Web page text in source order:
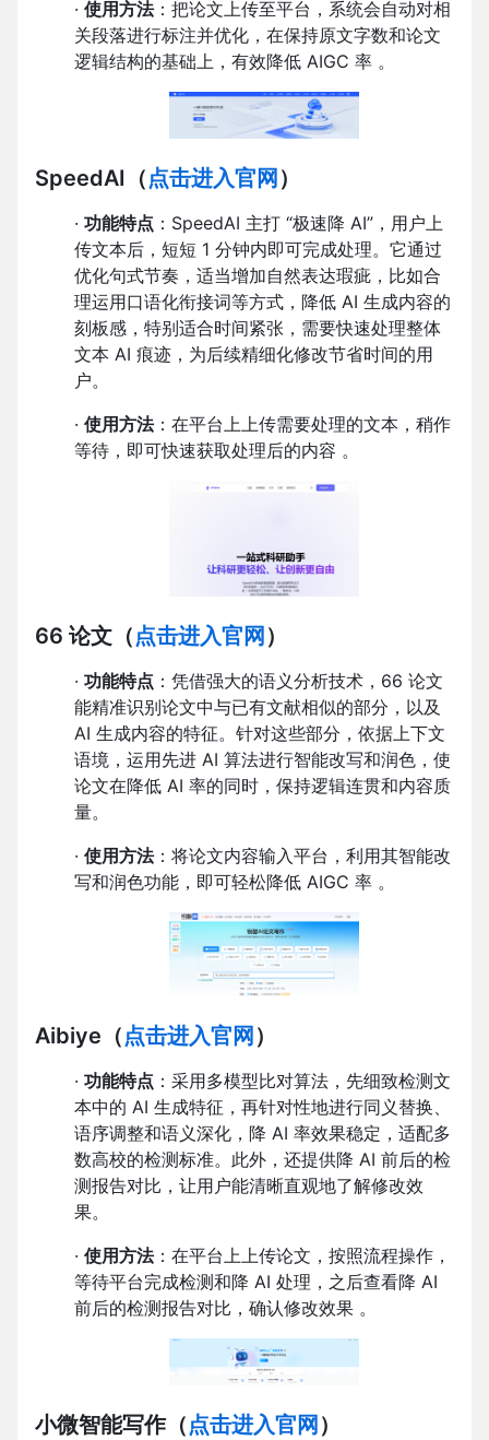
· 使用方法：把论文上传至平台，系统会自动对相
关段落进行标注并优化，在保持原文字数和论文
逻辑结构的基础上，有效降低 AIGC 率 。
SpeedAI （点击进入官网 ）
· 功能特点 ：SpeedAI 主打 “极速降 AI”，用户上
传文本后，短短 1 分钟内即可完成处理。它通过
优化句式节奏，适当增加自然表达瑕疵，比如合
理运用口语化衔接词等方式，降低 AI 生成内容的
刻板感，特别适合时间紧张，需要快速处理整体
文本 AI 痕迹，为后续精细化修改节省时间的用
户。
· 使用方法：在平台上上传需要处理的文本，稍作
等待，即可快速获取处理后的内容 。
66 论文 （点击进入官网 ）
· 功能特点 ：凭借强大的语义分析技术，66 论文
能精准识别论文中与已有文献相似的部分，以及
AI 生成内容的特征。针对这些部分，依据上下文
语境，运用先进 AI 算法进行智能改写和润色，使
论文在降低 AI 率的同时，保持逻辑连贯和内容质
量。
· 使用方法：将论文内容输入平台，利用其智能改
写和润色功能，即可轻松降低 AIGC 率 。
Aibiye （点击进入官网 ）
· 功能特点 ：采用多模型比对算法，先细致检测文
本中的 AI 生成特征，再针对性地进行同义替换、
语序调整和语义深化，降 AI 率效果稳定，适配多
数高校的检测标准。此外，还提供降 AI 前后的检
测报告对比，让用户能清晰直观地了解修改效
果。
· 使用方法：在平台上上传论文，按照流程操作，
等待平台完成检测和降 AI 处理，之后查看降 AI
前后的检测报告对比，确认修改效果 。
小微智能写作（点击进入官网 ）